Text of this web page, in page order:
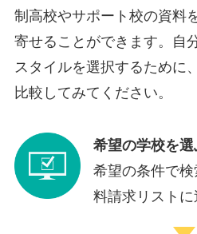
制高校やサポート校の資料
寄せることができます。自
スタイルを選択するために
比較してみてください。
希望の学校を選
希望の条件で
料請求リストに